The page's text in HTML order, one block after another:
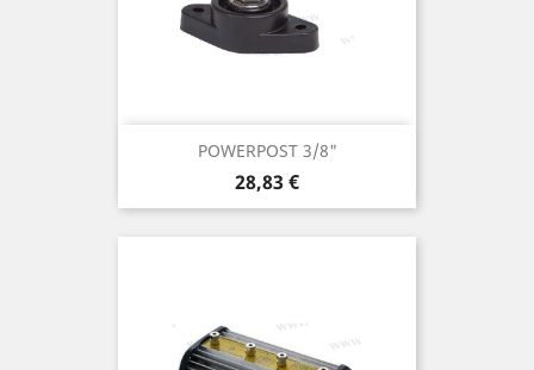
POWERPOST 3/8"
Prix
28,83 €